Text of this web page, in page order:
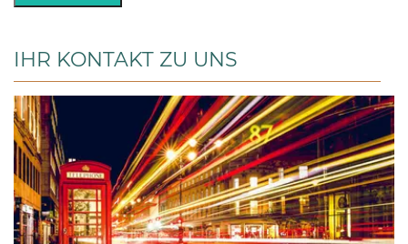
IHR KONTAKT ZU UNS